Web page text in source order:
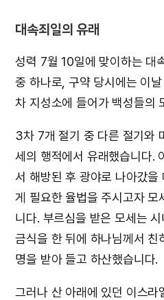
대속죄일의 유래
성력 7월 10일에 맞이하는 대
중 하나로, 구약 당시에는 이
차 지성소에 들어가 백성들의
3차 7개 절기 중 다른 절기와
세의 행적에서 유래했습니다.
서 해방된 후 광야로 나아갔을
게 필요한 율법을 주시고자 모
니다. 부르심을 받은 모세는
금식을 한 뒤에 하나님께서 친
명을 받아 들고 하산했습니다.
그러나 산 아래에 있던 이스라